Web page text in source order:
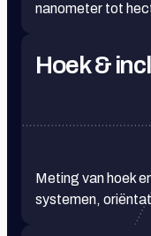
nanometer tot
Hoek &
Meting van hoek
systemen,